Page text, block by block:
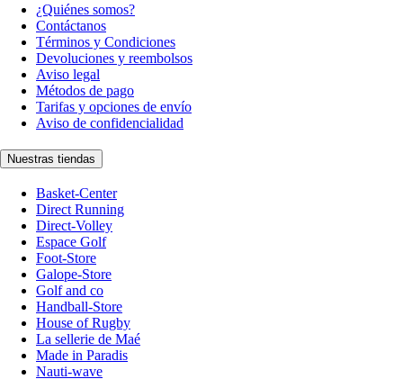
¿Quiénes somos?
Contáctanos
Términos y Condiciones
Devoluciones y reembolsos
Aviso legal
Métodos de pago
Tarifas y opciones de envío
Aviso de confidencialidad
Nuestras tiendas
Basket-Center
Direct Running
Direct-Volley
Espace Golf
Foot-Store
Galope-Store
Golf and co
Handball-Store
House of Rugby
La sellerie de Maé
Made in Paradis
Nauti-wave